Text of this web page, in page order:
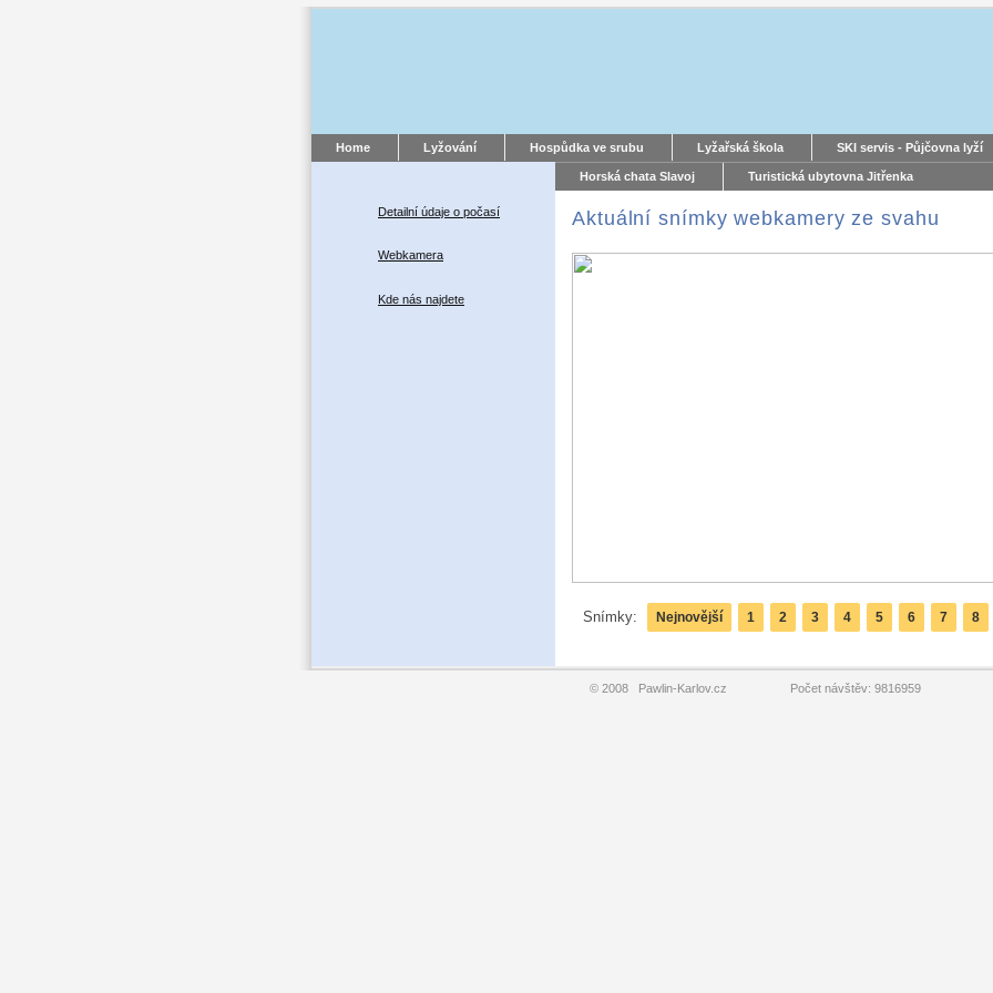
Home Lyžování Hospůdka ve srubu Lyžařská škola SKI servis - Půjčovna lyží
Detailní údaje o počasí
Webkamera
Kde nás najdete
Horská chata Slavoj Turistická ubytovna Jitřenka
Aktuální snímky webkamery ze svahu
Snímky: Nejnovější 1 2 3 4 5 6 7 8
© 2008 Pawlin-Karlov.cz Počet návštěv: 9816959